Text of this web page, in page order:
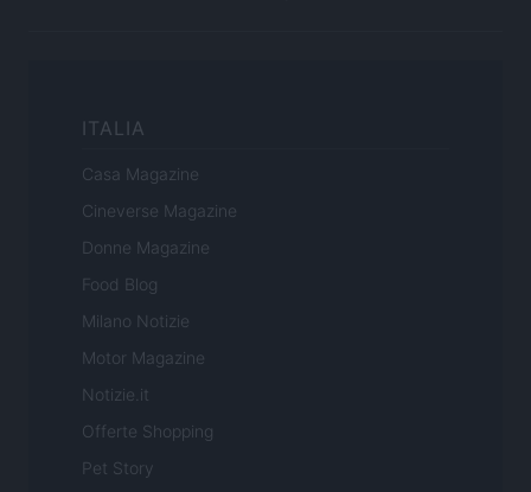
ITALIA
Casa Magazine
Cineverse Magazine
Donne Magazine
Food Blog
Milano Notizie
Motor Magazine
Notizie.it
Offerte Shopping
Pet Story